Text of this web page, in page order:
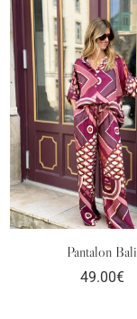
Pantalon Bali
49.00€